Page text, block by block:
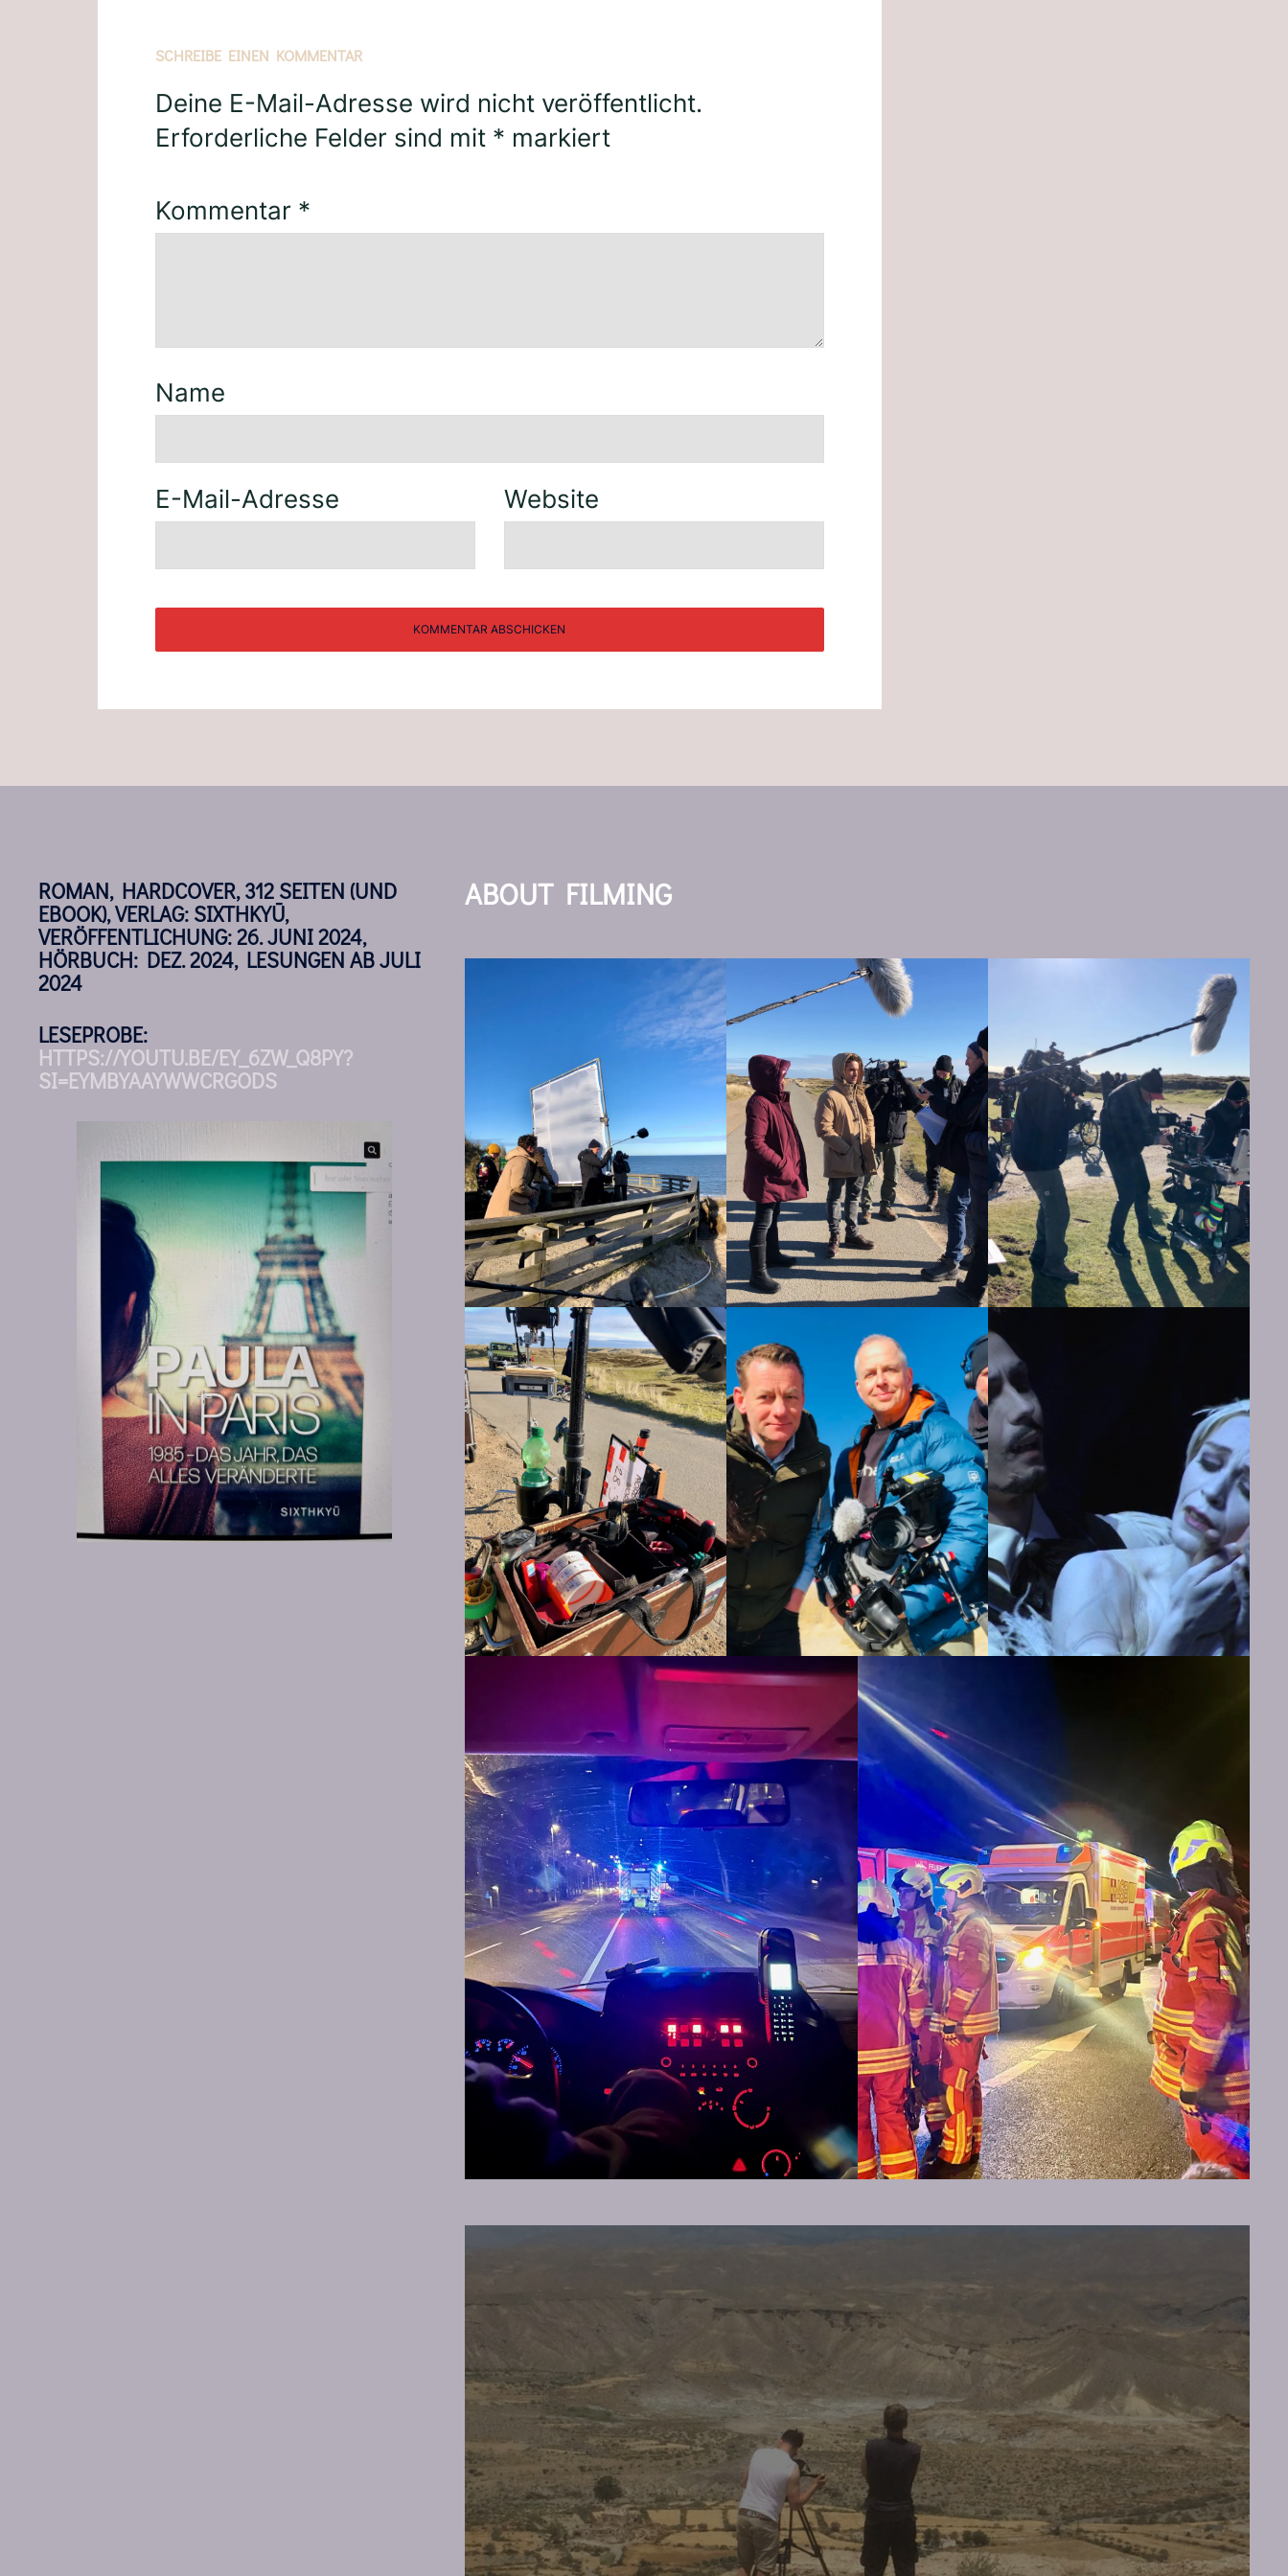
SCHREIBE EINEN KOMMENTAR
Deine E-Mail-Adresse wird nicht veröffentlicht.
Erforderliche Felder sind mit * markiert
Kommentar *
Name
E-Mail-Adresse Website
ROMAN, HARDCOVER, 312 SEITEN (UND
EBOOK), VERLAG: SIXTHKYŪ,
VERÖFFENTLICHUNG: 26. JUNI 2024,
HÖRBUCH: DEZ. 2024, LESUNGEN AB JULI
2024
LESEPROBE:
HTTPS://YOUTU.BE/EY_6ZW_Q8PY?
SI=EYMBYAAYWWCRGODS
ABOUT FILMING